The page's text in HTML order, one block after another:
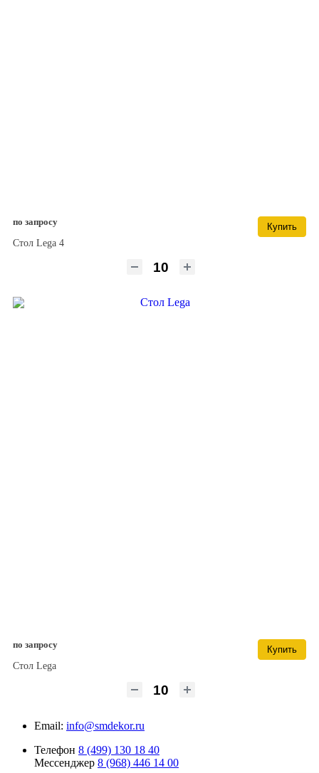
по запросу
Купить
Стол Lega 4
по запросу
Купить
Стол Lega
Email: info@smdekor.ru
Телефон 8 (499) 130 18 40
Мессенджер 8 (968) 446 14 00